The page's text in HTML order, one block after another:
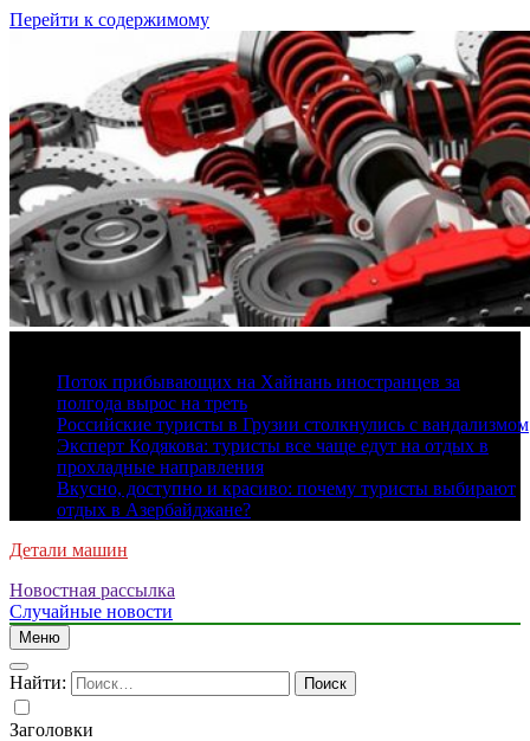
Перейти к содержимому
Поток прибывающих на Хайнань иностранцев за
полгода вырос на треть
Российские туристы в Грузии столкнулись с вандализмом
Эксперт Кодякова: туристы все чаще едут на отдых в
прохладные направления
Вкусно, доступно и красиво: почему туристы выбирают
отдых в Азербайджане?
Детали машин
Новостная рассылка
Случайные новости
Меню
Найти:
Заголовки